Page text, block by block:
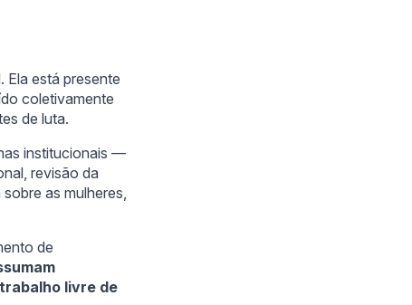
Ela está presente
coletivamente
de luta.
institucionais —
revisão da
as mulheres,
de
livre de